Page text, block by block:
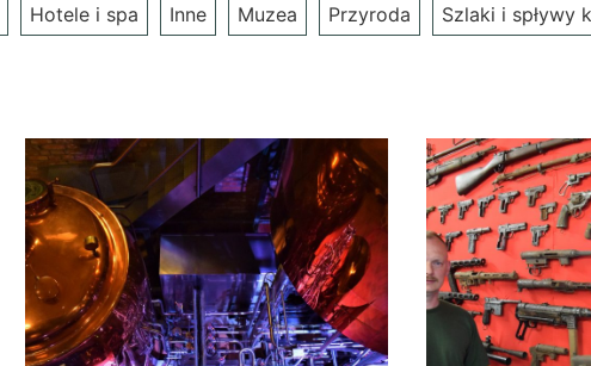
Hotele i spa Inne Muzea Przyroda Szlaki i spływy